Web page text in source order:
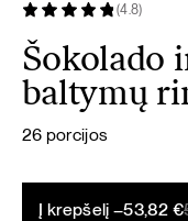
(4.8)
Šokolado
baltymų
26 porcijos
Į krepšelį –Original
53,82€
Current